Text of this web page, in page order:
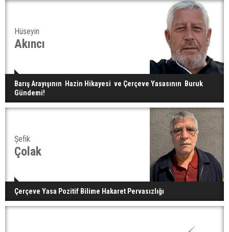
Hüseyin
Akıncı
Barış Arayışının Hazin Hikayesi ve Çerçeve Yasasının Buruk
Gündemi!
Şefik
Çolak
Çerçeve Yasa Pozitif Bilime Hakaret Pervasızlığı